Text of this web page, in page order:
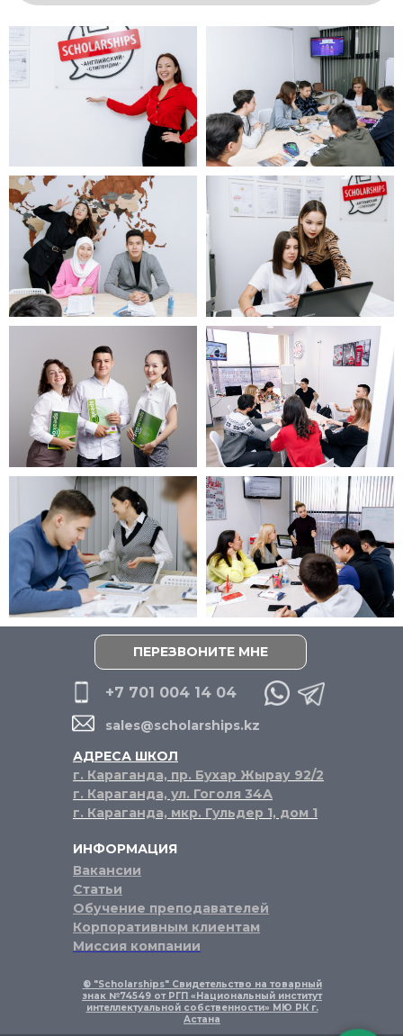
sales@scholarships.kz
+7 701 004 14 04
® "Scholarships" Свидетельство на товарный
знак №74549 от РГП «Национальный институт
интеллектуальной собственности» МЮ РК г.
Астана
Вакансии
Статьи
Обучение преподавателей
Корпоративным клиентам
Миссия компании
ИНФОРМАЦИЯ
ПЕРЕЗВОНИТЕ МНЕ
АДРЕСА ШКОЛ
г. Караганда, пр. Бухар Жырау 92/2
г. Караганда, ул. Гоголя 34А
г. Караганда, мкр. Гульдер 1, дом 1